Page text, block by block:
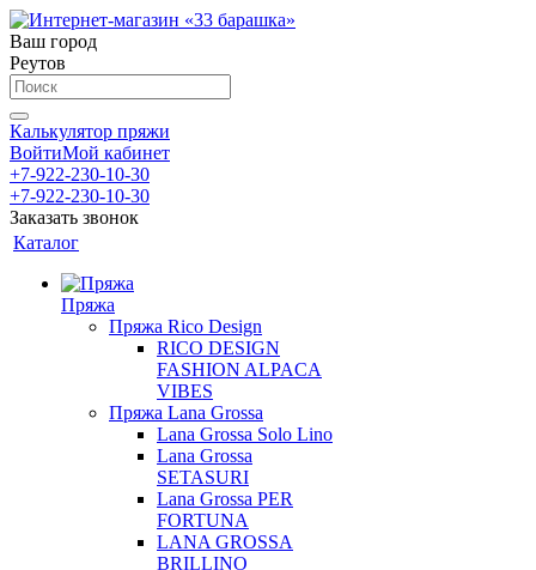
Ваш город
Реутов
Калькулятор пряжи
ВойтиМой кабинет
+7-922-230-10-30
+7-922-230-10-30
Заказать звонок
Каталог
Пряжа
Пряжа Rico Design
RICO DESIGN
FASHION ALPACA
VIBES
Пряжа Lana Grossa
Lana Grossa Solo Lino
Lana Grossa
SETASURI
Lana Grossa PER
FORTUNA
LANA GROSSA
BRILLINO